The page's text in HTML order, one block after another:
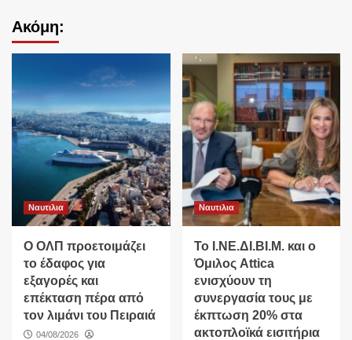
Ακόμη:
Ναυτιλια
O ΟΛΠ προετοιμάζει
το έδαφος για
εξαγορές και
επέκταση πέρα από
τον λιμάνι του Πειραιά
04/08/2026
Ναυτιλια
Το Ι.ΝΕ.ΔΙ.ΒΙ.Μ. και o
Όμιλος Attica
ενισχύουν τη
συνεργασία τους με
έκπτωση 20% στα
ακτοπλοϊκά εισιτήρια